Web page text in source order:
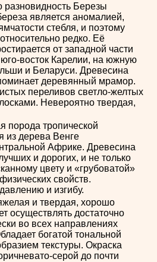
разновидность Березы
является аномалией,
стебля, и поэтому
редко. Её
от западной части
восток Карелии, на южную
и Беларуси. Древесина
деревянный мрамор.
переливов светло-желтых
Невероятно твердая,
порода тропической
из дерева Венге
Африке. Древесина
и дорогих, и не только
цвету и «грубоватой»
свойств.
и изгибу.
и твердая, хорошо
осуществлять достаточно
во всех направлениях
богатой тональной
текстуры. Окраска
серой до почти